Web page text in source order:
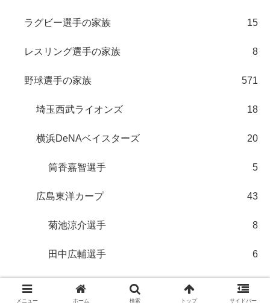
ラグビー選手の家族 15
レスリング選手の家族 8
野球選手の家族 571
埼玉西武ライオンズ 18
横浜DeNAベイスターズ 20
筒香嘉智選手 5
広島東洋カープ 43
菊池涼介選手 8
田中広輔選手 6
中村奨成選手
メニュー ホーム 検索 トップ サイドバー